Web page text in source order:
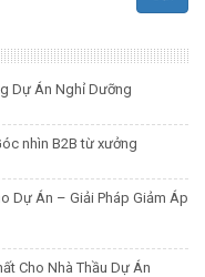
Dự Án Nghỉ Dưỡng
nhìn B2B từ xưởng
Dự Án – Giải Pháp Giảm Áp
Cho Nhà Thầu Dự Án